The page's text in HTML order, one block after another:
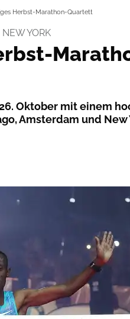
Herbst-Marathon-Quartett
YORK
Oktober mit einem
Amsterdam und New